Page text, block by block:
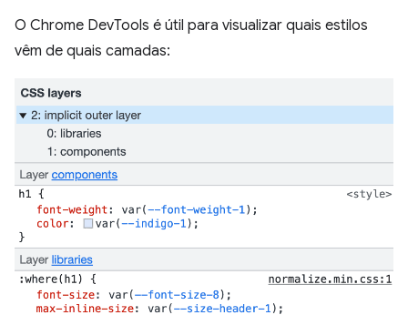
O Chrome DevTools é útil para visualizar quais estilos
vêm de quais camadas: